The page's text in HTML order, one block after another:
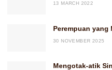
13 MARCH 2022
Perempuan yang
30 NOVEMBER 2025
Mengotak-atik